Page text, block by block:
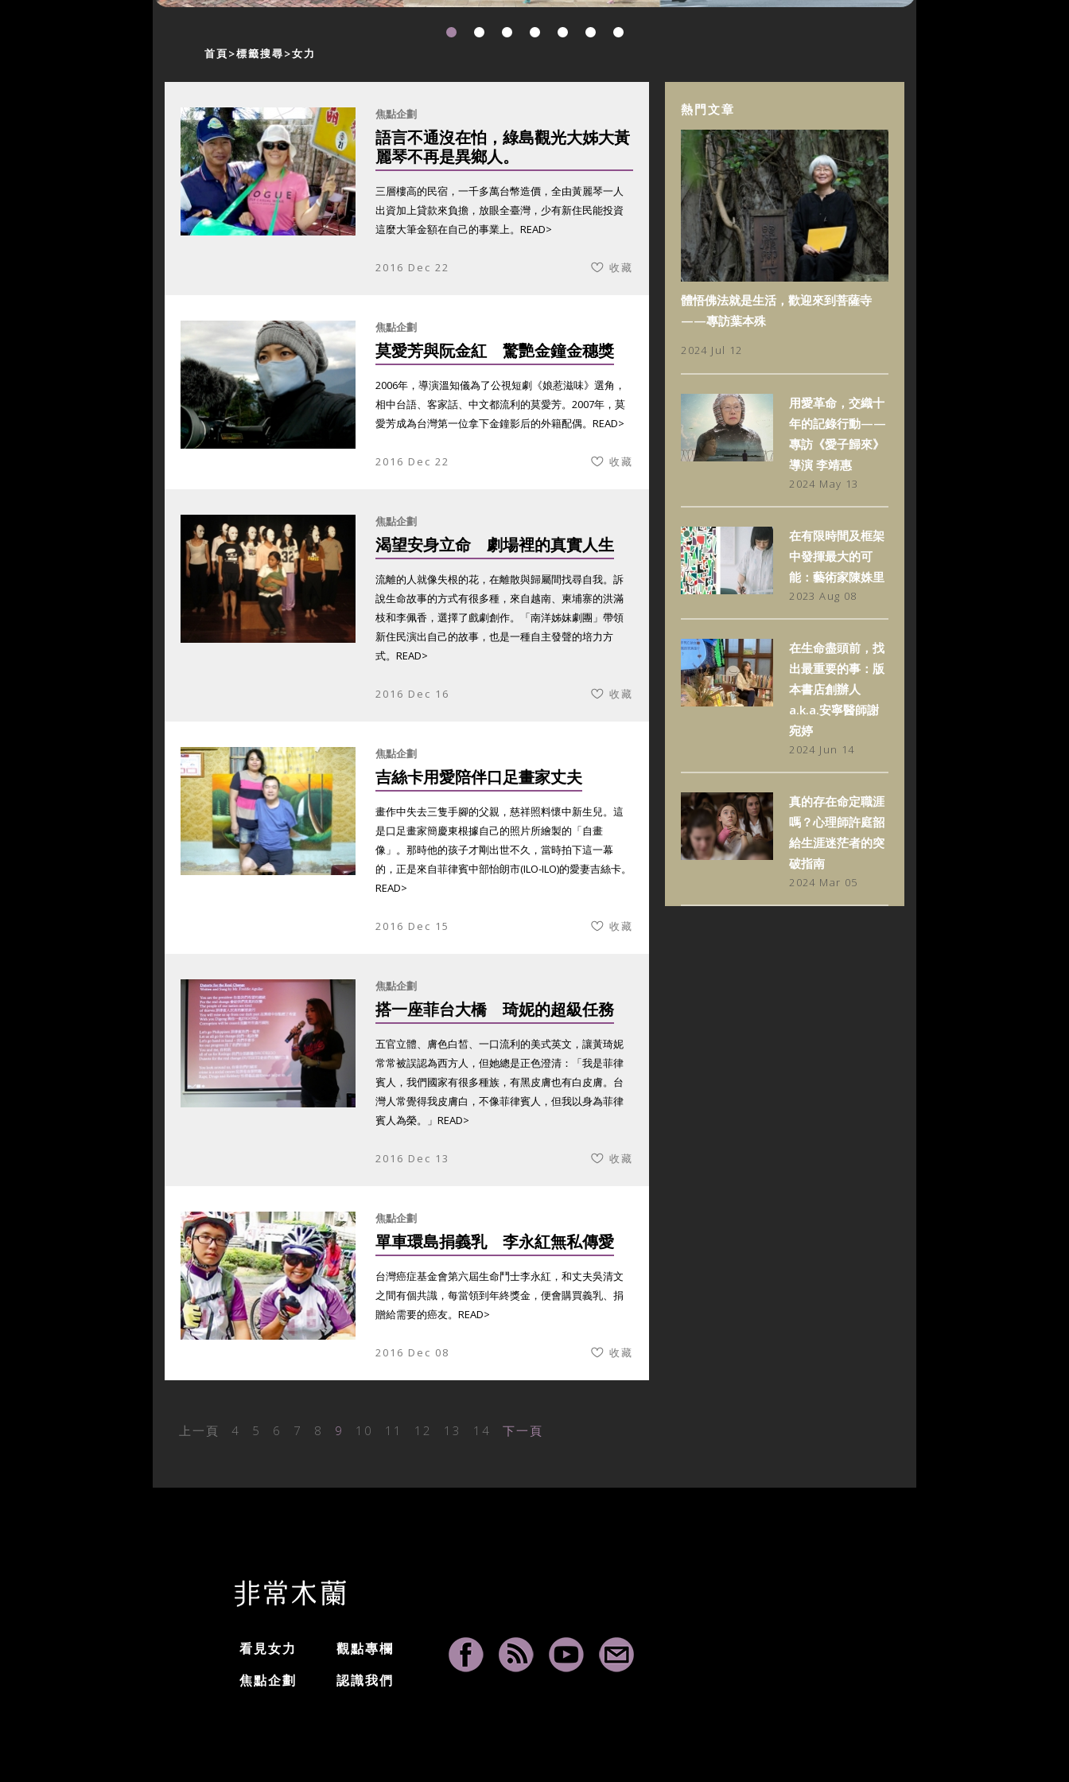
首頁 標籤搜尋 女力
焦點企劃
語言不通沒在怕，綠島觀光大姊大黃
麗琴不再是異鄉人。
三層樓高的民宿，一千多萬台幣造價，全由黃麗琴一人
出資加上貸款來負擔，放眼全臺灣，少有新住民能投資
這麼大筆金額在自己的事業上。 READ>
2016 Dec 22 收藏
焦點企劃
莫愛芳與阮金紅 驚艷金鐘金穗獎
2006年，導演溫知儀為了公視短劇《娘惹滋味》選角，
相中台語、客家話、中文都流利的莫愛芳。2007年，莫
愛芳成為台灣第一位拿下金鐘影后的外籍配偶。 READ>
2016 Dec 22 收藏
焦點企劃
渴望安身立命 劇場裡的真實人生
流離的人就像失根的花，在離散與歸屬間找尋自我。訴
說生命故事的方式有很多種，來自越南、柬埔寨的洪滿
枝和李佩香，選擇了戲劇創作。「南洋姊妹劇團」帶領
新住民演出自己的故事，也是一種自主發聲的培力方
式。 READ>
2016 Dec 16 收藏
焦點企劃
吉絲卡用愛陪伴口足畫家丈夫
畫作中失去三隻手腳的父親，慈祥照料懷中新生兒。這
是口足畫家簡慶東根據自己的照片所繪製的「自畫
像」。那時他的孩子才剛出世不久，當時拍下這一幕
的，正是來自菲律賓中部怡朗市(ILO-ILO)的愛妻吉絲卡。
READ>
2016 Dec 15 收藏
焦點企劃
搭一座菲台大橋 琦妮的超級任務
五官立體、膚色白皙、一口流利的美式英文，讓黃琦妮
常常被誤認為西方人，但她總是正色澄清：「我是菲律
賓人，我們國家有很多種族，有黑皮膚也有白皮膚。台
灣人常覺得我皮膚白，不像菲律賓人，但我以身為菲律
賓人為榮。」 READ>
2016 Dec 13 收藏
焦點企劃
單車環島捐義乳 李永紅無私傳愛
台灣癌症基金會第六屆生命鬥士李永紅，和丈夫吳清文
之間有個共識，每當領到年終獎金，便會購買義乳、捐
贈給需要的癌友。 READ>
2016 Dec 08 收藏
上一頁 4 5 6 7 8 9 10 11 12 13 14 下一頁
熱門文章
體悟佛法就是生活，歡迎來到菩薩寺
——專訪葉本殊
2024 Jul 12
用愛革命，交織十
年的記錄行動——
專訪《愛子歸來》
導演 李靖惠
2024 May 13
在有限時間及框架
中發揮最大的可
能：藝術家陳姝里
2023 Aug 08
在生命盡頭前，找
出最重要的事：版
本書店創辦人
a.k.a.安寧醫師謝
宛婷
2024 Jun 14
真的存在命定職涯
嗎？心理師許庭韶
給生涯迷茫者的突
破指南
2024 Mar 05
看見女力
觀點專欄
焦點企劃
認識我們